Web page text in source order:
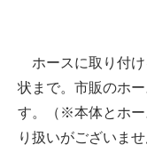
ホースに取り付け
状まで。市販のホ
す。（※本体とホー
り扱いがございま